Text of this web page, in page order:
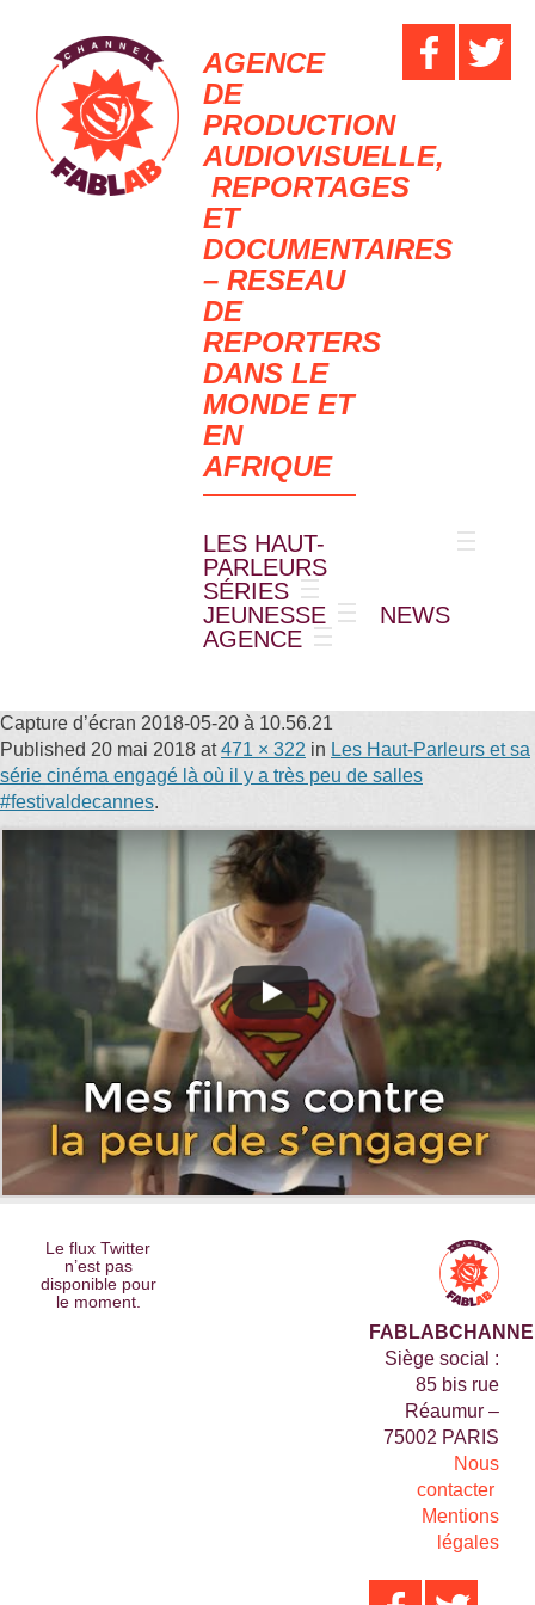
AGENCE
DE
PRODUCTION
AUDIOVISUELLE,
REPORTAGES
ET
DOCUMENTAIRES
– RESEAU
DE
REPORTERS
DANS LE
MONDE ET
EN
AFRIQUE
LES HAUT-
PARLEURS
SÉRIES
JEUNESSE
NEWS
AGENCE
Capture d’écran 2018-05-20 à 10.56.21
Published 20 mai 2018 at471 × 322 in Les Haut-Parleurs et sa
série cinéma engagé là où il y a très peu de salles
#festivaldecannes.
Le flux Twitter
n’est pas
disponible pour
le moment.
Siège social :
85 bis rue
Réaumur –
75002 PARIS
Nous
contacter
Mentions
légales